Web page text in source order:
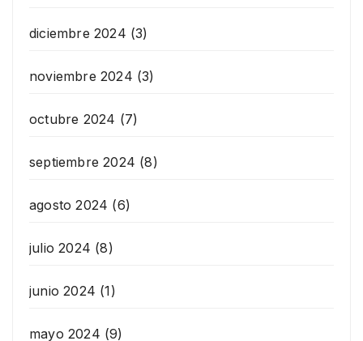
diciembre 2024 (3)
noviembre 2024 (3)
octubre 2024 (7)
septiembre 2024 (8)
agosto 2024 (6)
julio 2024 (8)
junio 2024 (1)
mayo 2024 (9)